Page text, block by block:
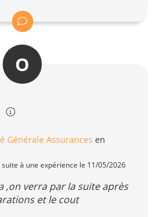
O
Générale Assurances en
à une expérience le 11/05/2026
,on verra par la suite après
et le cout